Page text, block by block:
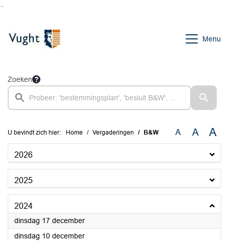
Menu
Zoeken
U bevindt zich hier: Home Vergaderingen B&W A A A
2026
2025
2024
dinsdag 17 december2024
dinsdag 10 december2024